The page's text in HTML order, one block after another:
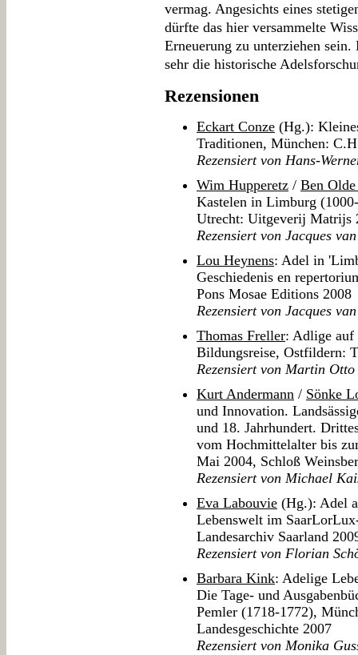
vermag. Angesichts eines
dürfte das hier versammelte
Erneuerung zu unterziehen
sehr die historische
Rezensionen
Eckart Conze (Hg.):
Traditionen, München:
Rezensiert von Hans-
Wim Hupperetz / Ben
Kastelen in Limburg
Utrecht: Uitgeverij Matrijs
Rezensiert von Jacques
Lou Heynens: Adel in
Geschiedenis en
Pons Mosae Editions 2008
Rezensiert von Jacques
Thomas Freller: Adlige auf
Bildungsreise, Ostfildern:
Rezensiert von Martin
Kurt Andermann / Sönke
und Innovation.
und 18. Jahrhundert.
vom Hochmittelalter bis
Mai 2004, Schloß
Rezensiert von Michael
Eva Labouvie (Hg.): Adel
Lebenswelt im
Landesarchiv Saarland
Rezensiert von Florian
Barbara Kink: Adelige
Die Tage- und
Pemler (1718-1772),
Landesgeschichte 2007
Rezensiert von Monika